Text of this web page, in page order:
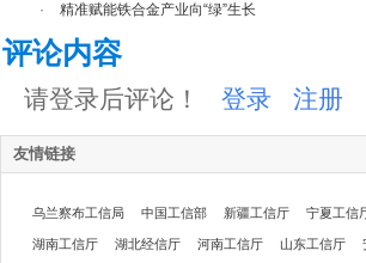
·
精准赋能铁合金产业向“绿”生长
评论内容
请登录后评论！ 登录 注册
友情链接
乌兰察布工信局 中国工信部 新疆工信厅 宁夏工信
湖南工信厅 湖北经信厅 河南工信厅 山东工信厅